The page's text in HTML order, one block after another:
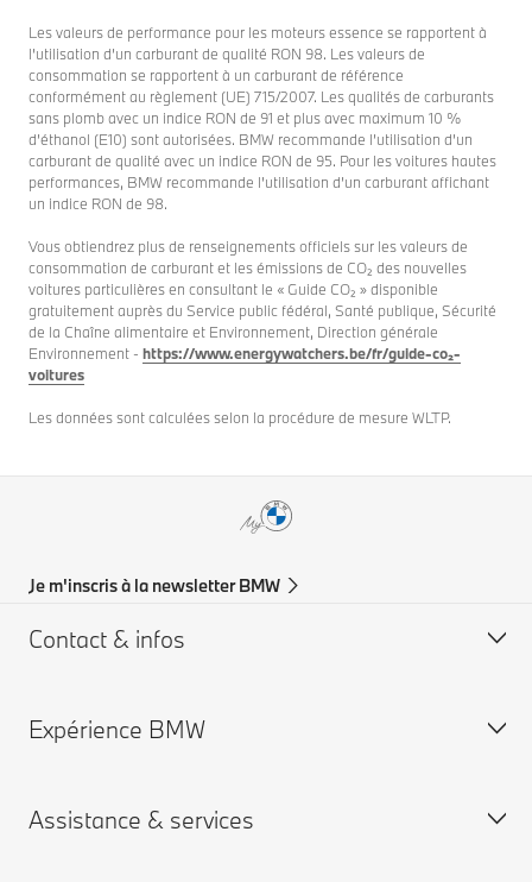
Les valeurs de performance pour les moteurs essence se rapportent à
l’utilisation d’un carburant de qualité RON 98. Les valeurs de
consommation se rapportent à un carburant de référence
conformément au règlement (UE) 715/2007. Les qualités de carburants
sans plomb avec un indice RON de 91 et plus avec maximum 10 %
d’éthanol (E10) sont autorisées. BMW recommande l’utilisation d’un
carburant de qualité avec un indice RON de 95. Pour les voitures hautes
performances, BMW recommande l’utilisation d’un carburant affichant
un indice RON de 98.
Vous obtiendrez plus de renseignements officiels sur les valeurs de
consommation de carburant et les émissions de CO₂ des nouvelles
voitures particulières en consultant le « Guide CO₂ » disponible
gratuitement auprès du Service public fédéral, Santé publique, Sécurité
de la Chaîne alimentaire et Environnement, Direction générale
Environnement - https://www.energywatchers.be/fr/guide-co₂-
voitures
Les données sont calculées selon la procédure de mesure WLTP.
Je m'inscris à la newsletter BMW
Contact & infos
Aide & Contact
Expérience BMW
Carrières chez BMW
Assistance & services